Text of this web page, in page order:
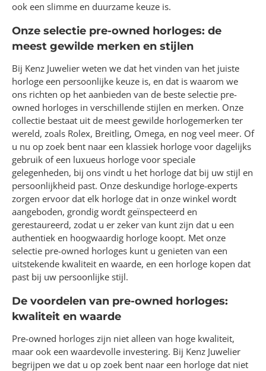
ook een slimme en duurzame keuze is.
Onze selectie pre-owned horloges: de
meest gewilde merken en stijlen
Bij Kenz Juwelier weten we dat het vinden van het juiste
horloge een persoonlijke keuze is, en dat is waarom we
ons richten op het aanbieden van de beste selectie pre-
owned horloges in verschillende stijlen en merken. Onze
collectie bestaat uit de meest gewilde horlogemerken ter
wereld, zoals Rolex, Breitling, Omega, en nog veel meer. Of
u nu op zoek bent naar een klassiek horloge voor dagelijks
gebruik of een luxueus horloge voor speciale
gelegenheden, bij ons vindt u het horloge dat bij uw stijl en
persoonlijkheid past. Onze deskundige horloge-experts
zorgen ervoor dat elk horloge dat in onze winkel wordt
aangeboden, grondig wordt geïnspecteerd en
gerestaureerd, zodat u er zeker van kunt zijn dat u een
authentiek en hoogwaardig horloge koopt. Met onze
selectie pre-owned horloges kunt u genieten van een
uitstekende kwaliteit en waarde, en een horloge kopen dat
past bij uw persoonlijke stijl.
De voordelen van pre-owned horloges:
kwaliteit en waarde
Pre-owned horloges zijn niet alleen van hoge kwaliteit,
maar ook een waardevolle investering. Bij Kenz Juwelier
begrijpen we dat u op zoek bent naar een horloge dat niet